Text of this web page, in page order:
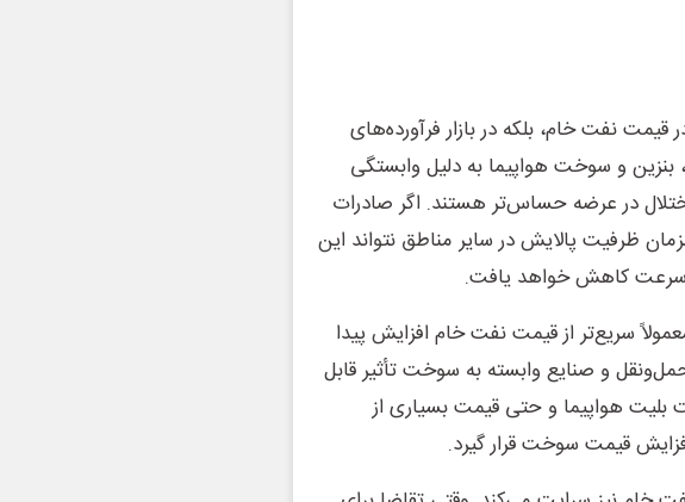
نفت خام، بلکه در بازار فرآورده‌های
بنزین و سوخت هواپیما به دلیل وابستگی
در عرضه حساس‌تر هستند. اگر صادرات
ظرفیت پالایش در سایر مناطق نتواند این
به سرعت کاهش خواهد یافت.
سریع‌تر از قیمت نفت خام افزایش پیدا
و صنایع وابسته به سوخت تأثیر قابل
هواپیما و حتی قیمت بسیاری از
قیمت سوخت قرار گیرد.